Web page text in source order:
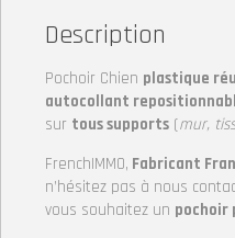
Description
Pochoir Chien plastique
autocollant
sur tous supports (mur,
FrenchIMMO, Fabricant
n’hésitez pas à nous
vous souhaitez un pochoir